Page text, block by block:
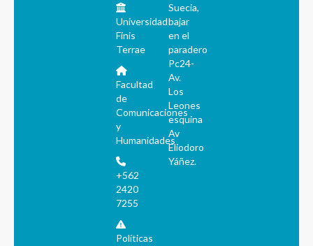
Universidad
Finis
Terrae
Facultad
de
Comunicaciones
y
Humanidades
+562
2420
7255
Políticas
Suecia,
bajar
en el
paradero
Pc24-
Av.
Los
Leones
esquina
Av
Eliodoro
Yáñez.